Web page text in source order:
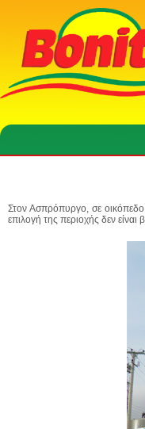
Στον Ασπρόπυργο, σε οικόπεδο
επιλογή της περιοχής δεν